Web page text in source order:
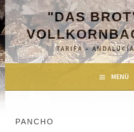
Springe
zum
Inhalt
"DAS
TARIFA –
MENÜ
PANCHO